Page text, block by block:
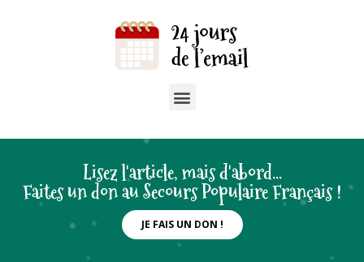
Lisez l'article, mais d'abord...
Faites un don au Secours Populaire Français !
JE FAIS UN DON !